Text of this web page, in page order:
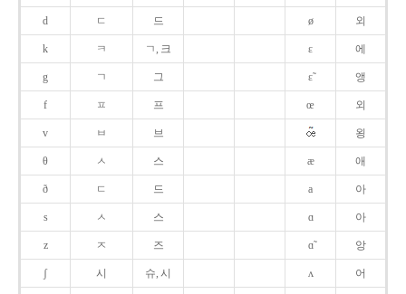
d ㄷ 드 ø 외
k ㅋ ㄱ, 크 ɛ 에
g ㄱ 그 ɛ̃ 앵
f ㅍ 프 œ 외
v ㅂ 브 욍
θ ㅅ 스 æ 애
ð ㄷ 드 a 아
s ㅅ 스 ɑ 아
z ㅈ 즈 ɑ̃ 앙
ʃ 시 슈, 시 ʌ 어